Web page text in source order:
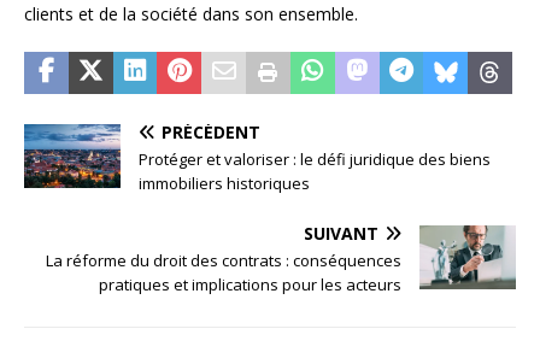
clients et de la société dans son ensemble.
PRÉCÉDENT
Protéger et valoriser : le défi juridique des biens
immobiliers historiques
SUIVANT
La réforme du droit des contrats : conséquences
pratiques et implications pour les acteurs